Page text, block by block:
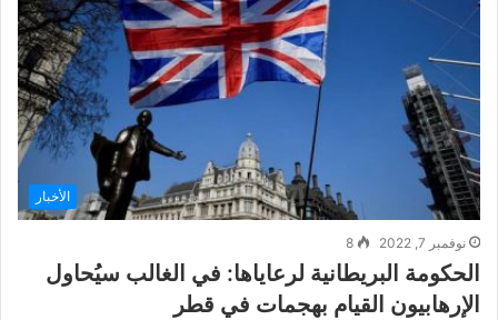
الأخبار
نوفمبر 7, 2022 8
الحكومة البريطانية لرعاياها: في الغالب سيُحاول
الإرهابيون القيام بهجمات في قطر